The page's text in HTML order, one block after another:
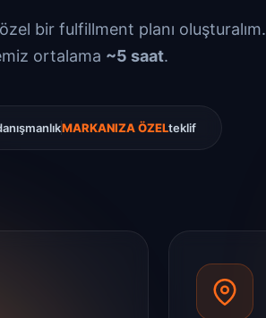
bir fulfillment planı oluşturalım.
ortalama ~5 saat.
MARKANIZA ÖZELteklif